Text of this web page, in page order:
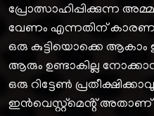
പ്രോത്സാഹിപ്പിക്കുന്ന
വേണം എന്നതിന്
ഒരു കുട്ടിയൊക്കെ ആകാം
ആരും ഉണ്ടാകില്ല
ഒരു റിട്ടേൺ
ഇൻവെസ്റ്റ്മെൻ്റ് അതാണ്